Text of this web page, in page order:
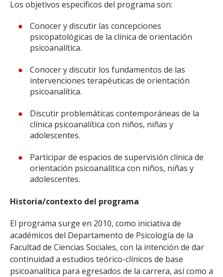
Los objetivos específicos del programa son:
Conocer y discutir las concepciones
psicopatológicas de la clínica de orientación
psicoanalítica.
Conocer y discutir los fundamentos de las
intervenciones terapéuticas de orientación
psicoanalítica.
Discutir problemáticas contemporáneas de la
clínica psicoanalítica con niños, niñas y
adolescentes.
Participar de espacios de supervisión clínica de
orientación psicoanalítica con niños, niñas y
adolescentes.
Historia/contexto del programa
El programa surge en 2010, como iniciativa de
académicos del Departamento de Psicología de la
Facultad de Ciencias Sociales, con la intención de dar
continuidad a estudios teórico-clínicos de base
psicoanalítica para egresados de la carrera, así como a